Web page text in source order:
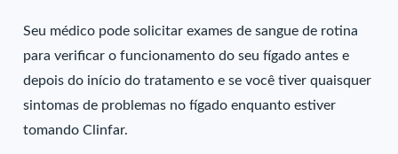
Seu médico pode solicitar exames de sangue de rotina
para verificar o funcionamento do seu fígado antes e
depois do início do tratamento e se você tiver quaisquer
sintomas de problemas no fígado enquanto estiver
tomando Clinfar.